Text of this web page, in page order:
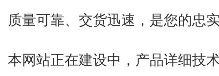
质量可靠、交货迅速，是您的忠
本网站正在建设中，产品详细技